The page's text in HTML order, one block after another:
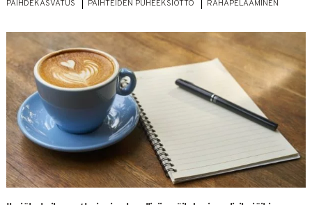
PÄIHDEKASVATUS
PÄIHTEIDEN PUHEEKSIOTTO RAHAPELAAMINEN